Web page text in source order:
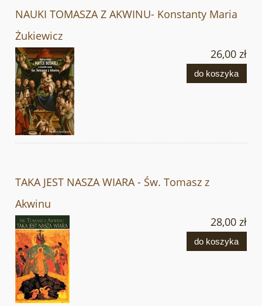
NAUKI TOMASZA Z AKWINU- Konstanty Maria
Żukiewicz
26,00 zł
do koszyka
TAKA JEST NASZA WIARA - Św. Tomasz z
Akwinu
28,00 zł
do koszyka